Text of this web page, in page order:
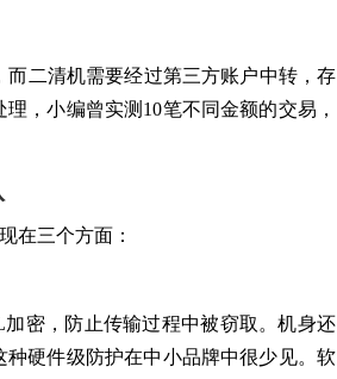
二清机需要经过第三方账户中转，存
，小编曾实测10笔不同金额的交易，
在三个方面：
密，防止传输过程中被窃取。机身还
硬件级防护在中小品牌中很少见。软